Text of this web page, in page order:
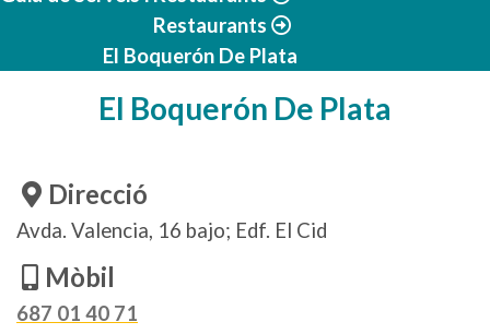
Restaurants
El Boquerón De Plata
El Boquerón De Plata
Direcció
Avda. Valencia, 16 bajo; Edf. El Cid
Mòbil
687 01 40 71